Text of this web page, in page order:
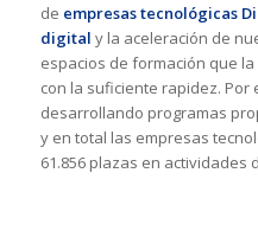
de empresas tecnológicas
digital y la aceleración de
espacios de formación que
con la suficiente rapidez. Por
desarrollando programas
y en total las empresas
61.856 plazas en actividades